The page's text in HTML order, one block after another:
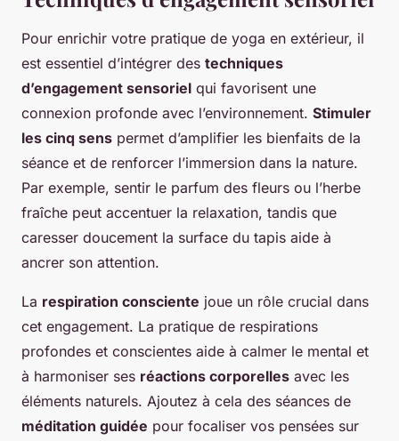
Pour enrichir votre pratique de yoga en extérieur, il
est essentiel d’intégrer des techniques
d’engagement sensoriel qui favorisent une
connexion profonde avec l’environnement. Stimuler
les cinq sens permet d’amplifier les bienfaits de la
séance et de renforcer l’immersion dans la nature.
Par exemple, sentir le parfum des fleurs ou l’herbe
fraîche peut accentuer la relaxation, tandis que
caresser doucement la surface du tapis aide à
ancrer son attention.
La respiration consciente joue un rôle crucial dans
cet engagement. La pratique de respirations
profondes et conscientes aide à calmer le mental et
à harmoniser ses réactions corporelles avec les
éléments naturels. Ajoutez à cela des séances de
méditation guidée pour focaliser vos pensées sur